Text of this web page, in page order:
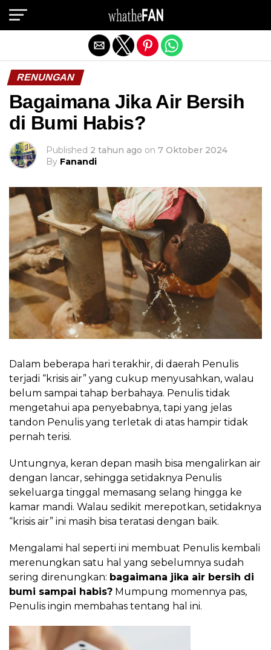
RENUNGAN
Bagaimana Jika Air Bersih
di Bumi Habis?
Published 2 tahun ago on 7 Oktober 2024
By Fanandi
Dalam beberapa hari terakhir, di daerah Penulis
terjadi “krisis air” yang cukup menyusahkan, walau
belum sampai tahap berbahaya. Penulis tidak
mengetahui apa penyebabnya, tapi yang jelas
tandon Penulis yang terletak di atas hampir tidak
pernah terisi.
Untungnya, keran depan masih bisa mengalirkan air
dengan lancar, sehingga setidaknya Penulis
sekeluarga tinggal memasang selang hingga ke
kamar mandi. Walau sedikit merepotkan, setidaknya
“krisis air” ini masih bisa teratasi dengan baik.
Mengalami hal seperti ini membuat Penulis kembali
merenungkan satu hal yang sebelumnya sudah
sering direnungkan: bagaimana jika air bersih di
bumi sampai habis? Mumpung momennya pas,
Penulis ingin membahas tentang hal ini.
Exit mobile version